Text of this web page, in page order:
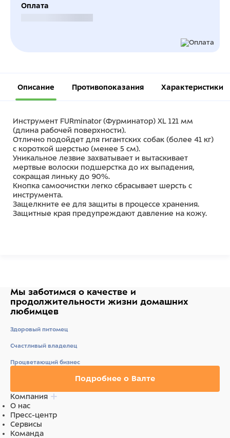
Оплата
Описание Противопоказания Характеристики
Инструмент FURminator (Фурминатор) XL 121 мм
(длина рабочей поверхности).
Отлично подойдет для гигантских собак (более 41 кг)
с короткой шерстью (менее 5 см).
Уникальное лезвие захватывает и вытаскивает
мертвые волоски подшерстка до их выпадения,
сокращая линьку до 90%.
Кнопка самоочистки легко сбрасывает шерсть с
инструмента.
Защелкните ее для защиты в процессе хранения.
Защитные края предупреждают давление на кожу.
Удалите шерсть с инструмента путём нажатия на
кнопку самоочистки.
10 лет!
Размер : 121 мм Замена артикула: 144274
Пластик, металл
Мы заботимся о качестве и
продолжительности жизни домашних
любимцев
Здоровый питомец
Счастливый владелец
Процветающий бизнес
Подробнее о Валте
Компания
О нас
Пресс-центр
Сервисы
Команда